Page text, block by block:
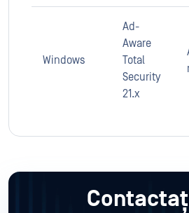
Windows
Ad-
Aware
Total
Security
21.x